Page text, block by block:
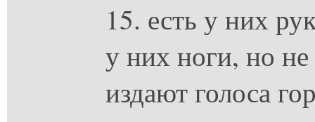
15. есть у них
у них ноги, но
издают голоса